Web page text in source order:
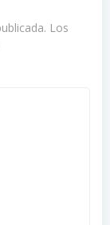
Los